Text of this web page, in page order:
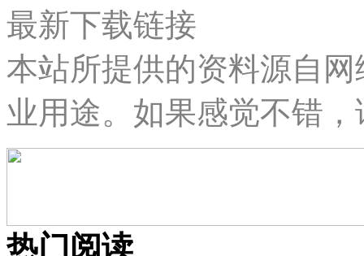
最新下载链接
本站所提供的资料源自
业用途。如果感觉不错
热门阅读